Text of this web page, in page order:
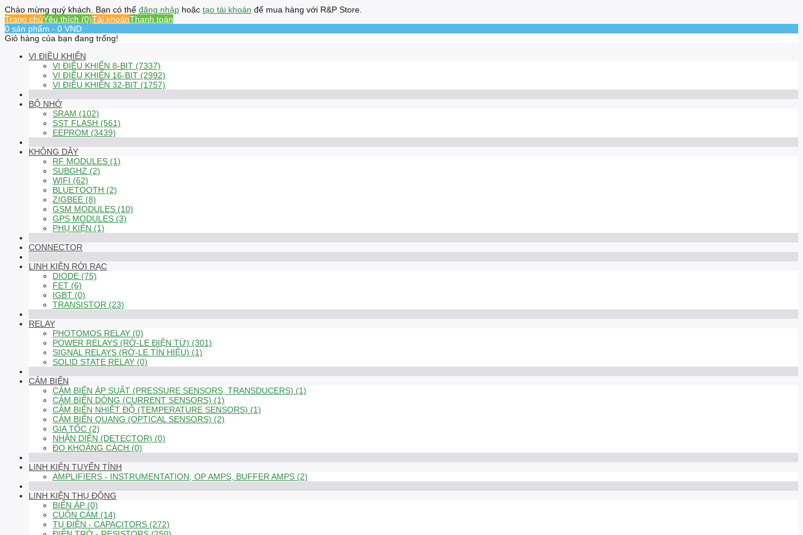
Chào mừng quý khách. Bạn có thể đăng nhập hoặc tạo tài khoản để mua hàng với R&P Store.
Trang chủYêu thích (0)Tài khoảnThanh toán
0 sản phẩm - 0 VND
Giỏ hàng của bạn đang trống!
VI ĐIỀU KHIỂN
VI ĐIỀU KHIỂN 8-BIT (7337)
VI ĐIỀU KHIỂN 16-BIT (2992)
VI ĐIỀU KHIỂN 32-BIT (1757)
BỘ NHỚ
SRAM (102)
SST FLASH (561)
EEPROM (3439)
KHÔNG DÂY
RF MODULES (1)
SUBGHZ (2)
WIFI (62)
BLUETOOTH (2)
ZIGBEE (8)
GSM MODULES (10)
GPS MODULES (3)
PHỤ KIỆN (1)
CONNECTOR
LINH KIỆN RỜI RẠC
DIODE (75)
FET (6)
IGBT (0)
TRANSISTOR (23)
RELAY
PHOTOMOS RELAY (0)
POWER RELAYS (RỜ-LE ĐIỆN TỪ) (301)
SIGNAL RELAYS (RỜ-LE TÍN HIỆU) (1)
SOLID STATE RELAY (0)
CẢM BIẾN
CẢM BIẾN ÁP SUẤT (PRESSURE SENSORS, TRANSDUCERS) (1)
CẢM BIẾN DÒNG (CURRENT SENSORS) (1)
CẢM BIẾN NHIỆT ĐỘ (TEMPERATURE SENSORS) (1)
CẢM BIẾN QUANG (OPTICAL SENSORS) (2)
GIA TỐC (2)
NHẬN DIỆN (DETECTOR) (0)
ĐO KHOẢNG CÁCH (0)
LINH KIỆN TUYẾN TÍNH
AMPLIFIERS - INSTRUMENTATION, OP AMPS, BUFFER AMPS (2)
LINH KIỆN THỤ ĐỘNG
BIẾN ÁP (0)
CUỘN CẢM (14)
TỤ ĐIỆN - CAPACITORS (272)